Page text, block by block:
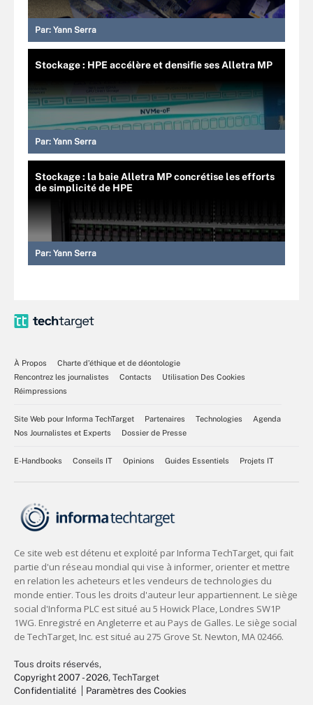
Par: Yann Serra
Stockage : HPE accélère et densifie ses Alletra MP
Par: Yann Serra
Stockage : la baie Alletra MP concrétise les efforts
de simplicité de HPE
Par: Yann Serra
À Propos
Charte d’éthique et de déontologie
Rencontrez les journalistes
Contacts
Utilisation Des Cookies
Réimpressions
Site Web pour Informa TechTarget Partenaires Technologies
Agenda
Nos Journalistes et Experts
Dossier de Presse
E-Handbooks Conseils IT Opinions Guides Essentiels Projets IT
Tous droits réservés,
Copyright 2007 - 2026, TechTarget
Confidentialité
Paramètres des Cookies